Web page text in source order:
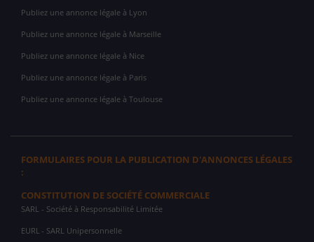
Publiez une annonce légale à Lyon
Publiez une annonce légale à Marseille
Publiez une annonce légale à Nice
Publiez une annonce légale à Paris
Publiez une annonce légale à Toulouse
FORMULAIRES POUR LA PUBLICATION D'ANNONCES LÉGALES
:
CONSTITUTION DE SOCIÉTÉ COMMERCIALE
SARL - Société à Responsabilité Limitée
EURL - SARL Unipersonnelle